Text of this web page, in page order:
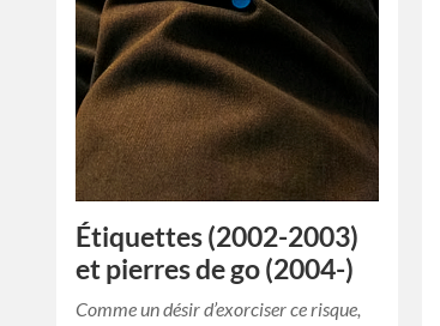
Étiquettes (2002-2003)
et pierres de go (2004-)
Comme un désir d’exorciser ce risque,